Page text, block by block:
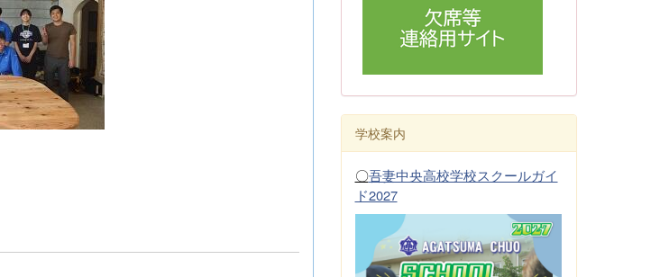
学校案内
〇吾妻中央高校学校スクールガイ
ド2027